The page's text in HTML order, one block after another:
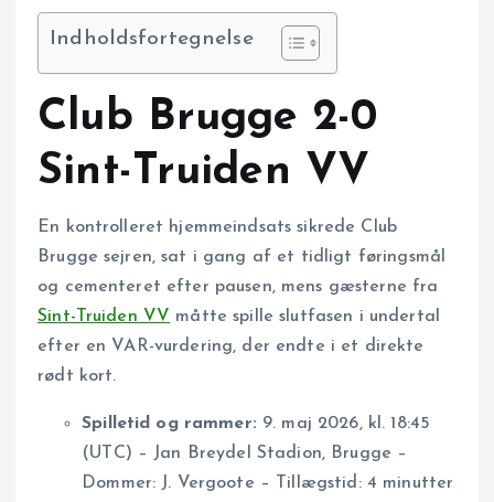
Indholdsfortegnelse
Club Brugge 2-0
Sint-Truiden VV
En kontrolleret hjemmeindsats sikrede Club
Brugge sejren, sat i gang af et tidligt føringsmål
og cementeret efter pausen, mens gæsterne fra
Sint-Truiden VV måtte spille slutfasen i undertal
efter en VAR-vurdering, der endte i et direkte
rødt kort.
Spilletid og rammer: 9. maj 2026, kl. 18:45
(UTC) – Jan Breydel Stadion, Brugge –
Dommer: J. Vergoote – Tillægstid: 4 minutter